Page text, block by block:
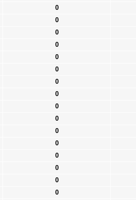
0
0
0
0
0
0
0
0
0
0
0
0
0
0
0
0